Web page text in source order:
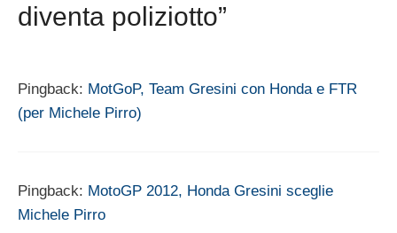
diventa poliziotto”
Pingback: MotGoP, Team Gresini con Honda e FTR
(per Michele Pirro)
Pingback: MotoGP 2012, Honda Gresini sceglie
Michele Pirro